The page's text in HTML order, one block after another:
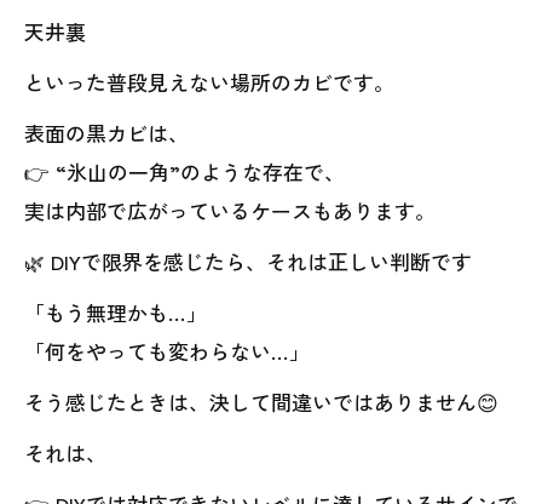
天井裏
といった普段見えない場所のカビです。
表面の黒カビは、
👉 “氷山の一角”のような存在で、
実は内部で広がっているケースもあります。
🌿 DIYで限界を感じたら、それは正しい判断です
「もう無理かも…」
「何をやっても変わらない…」
そう感じたときは、決して間違いではありません😊
それは、